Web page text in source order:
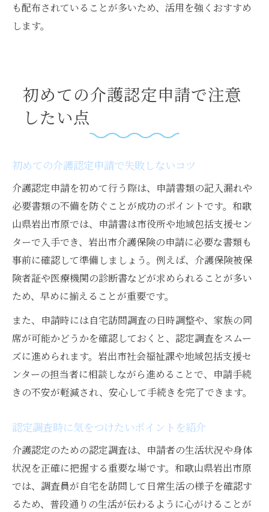
も配布されていることが多いため、活用を強くおすすめ
します。
初めての介護認定申請で注意
したい点
初めての介護認定申請で失敗しないコツ
介護認定申請を初めて行う際は、申請書類の記入漏れや
必要書類の不備を防ぐことが成功のポイントです。和歌
山県岩出市原では、申請書は市役所や地域包括支援セン
ターで入手でき、岩出市介護保険の申請に必要な書類も
事前に確認して準備しましょう。例えば、介護保険被保
険者証や医療機関の診断書などが求められることが多い
ため、早めに揃えることが重要です。
また、申請時には自宅訪問調査の日時調整や、家族の同
席が可能かどうかを確認しておくと、認定調査をスムー
ズに進められます。岩出市社会福祉課や地域包括支援セ
ンターの担当者に相談しながら進めることで、申請手続
きの不安が軽減され、安心して手続きを完了できます。
認定調査時に気をつけたいポイントを紹介
介護認定のための認定調査は、申請者の生活状況や身体
状況を正確に把握する重要な場です。和歌山県岩出市原
では、調査員が自宅を訪問して日常生活の様子を確認す
るため、普段通りの生活が伝わるように心がけることが